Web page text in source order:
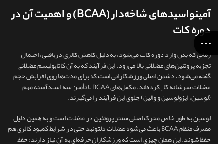
آمینواسیدهای شاخه‌دار (BCAA) و اهمیت آن در
دوره کات
زمانی که بدن وارد دوره کات می‌شود، به دلیل کاهش کالری دریافتی، احتمال
تجزیه پروتئین‌های عضلانی بالا می‌رود. این فرآیند که به آن کاتابولیسم عضلانی
گفته می‌شود، دشمن اصلی ورزشکارانی است که برای مدت‌ها روی افزایش حجم
عضلات سرشانه کار کرده‌اند. مکمل‌های BCAA با تأمین سه اسیدآمینه مهم
(لوسین، ایزولوسین و والین) جلوی این فرآیند را می‌گیرند.
لوسین به‌ طور خاص محرک اصلی سنتز پروتئین در عضلات است و به همین دلیل
مصرف منظم BCAA باعث می‌شود عضلات دلتوئید حتی در شرایط کمبود کالری هم
حفظ شوند. این همان چیزی است که ورزشکاران حرفه‌ای به آن نیاز دارند: حفظ